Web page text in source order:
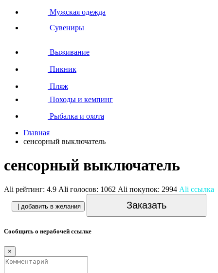
Мужская одежда
Сувениры
Выживание
Пикник
Пляж
Походы и кемпинг
Рыбалка и охота
Главная
сенсорный выключатель
сенсорный выключатель
Ali рейтинг: 4.9 Ali голосов: 1062 Ali покупок: 2994 Ali ссылка
| добавить в желания Заказать
Сообщить о нерабочей ссылке
×